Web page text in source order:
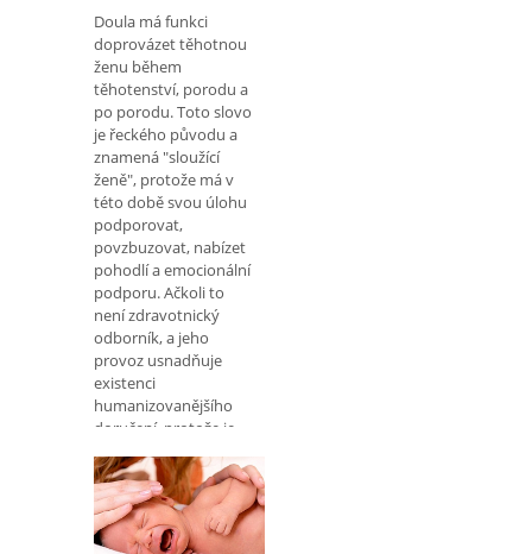
Doula má funkci
doprovázet těhotnou
ženu během
těhotenství, porodu a
po porodu. Toto slovo
je řeckého původu a
znamená "sloužící
ženě", protože má v
této době svou úlohu
podporovat,
povzbuzovat, nabízet
pohodlí a emocionální
podporu. Ačkoli to
není zdravotnický
odborník, a jeho
provoz usnadňuje
existenci
humanizovanějšího
doručení, protože je
této době cítí
bezmocná. Navíc je
běžné, že doulas
obhajuje nejpřiroz